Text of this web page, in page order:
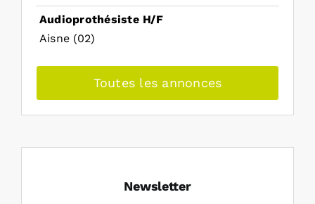
Audioprothésiste H/F
Aisne (02)
Toutes les annonces
Newsletter